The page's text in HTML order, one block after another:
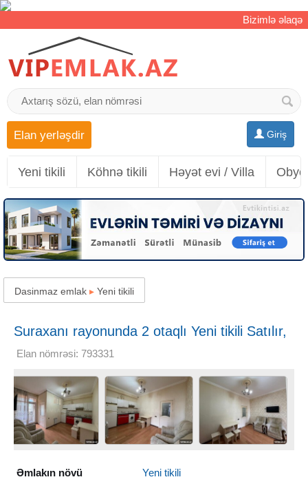
Bizimlə əlaqə
Giriş
Elan yerləşdir
Yeni tikili Köhnə tikili Həyət evi / Villa
Dasinmaz emlak ▸ Yeni tikili
Suraxanı rayonunda 2 otaqlı Yeni tikili Satılır,
35 m²
Elan nömrəsi: 793331
Əmlakın növü Yeni tikili